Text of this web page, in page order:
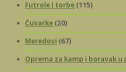
Futrole i torbe (115)
Čuvarke (20)
Meredovi (67)
Oprema za kamp i boravak u